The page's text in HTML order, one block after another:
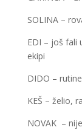
SOLINA –
EDI – još fali
ekipi
DIDO –
KEŠ – želio,
NOVAK –